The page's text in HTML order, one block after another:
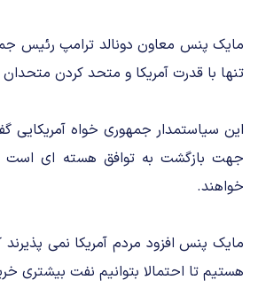
مایک پنس معاون دونالد ترامپ رئیس
تنها با قدرت آمریکا و متحد کردن متحدان
این سیاستمدار جمهوری خواه آمریکایی
جهت بازگشت به توافق هسته ای است
خواهند.
مایک پنس افزود مردم آمریکا نمی
هستیم تا احتمالا بتوانیم نفت بیشتری